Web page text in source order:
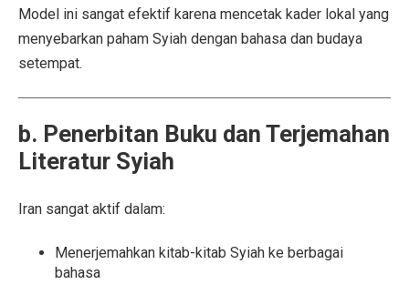
Model ini sangat efektif karena mencetak kader lokal yang
menyebarkan paham Syiah dengan bahasa dan budaya
setempat.
b. Penerbitan Buku dan Terjemahan
Literatur Syiah
Iran sangat aktif dalam:
Menerjemahkan kitab-kitab Syiah ke berbagai
bahasa